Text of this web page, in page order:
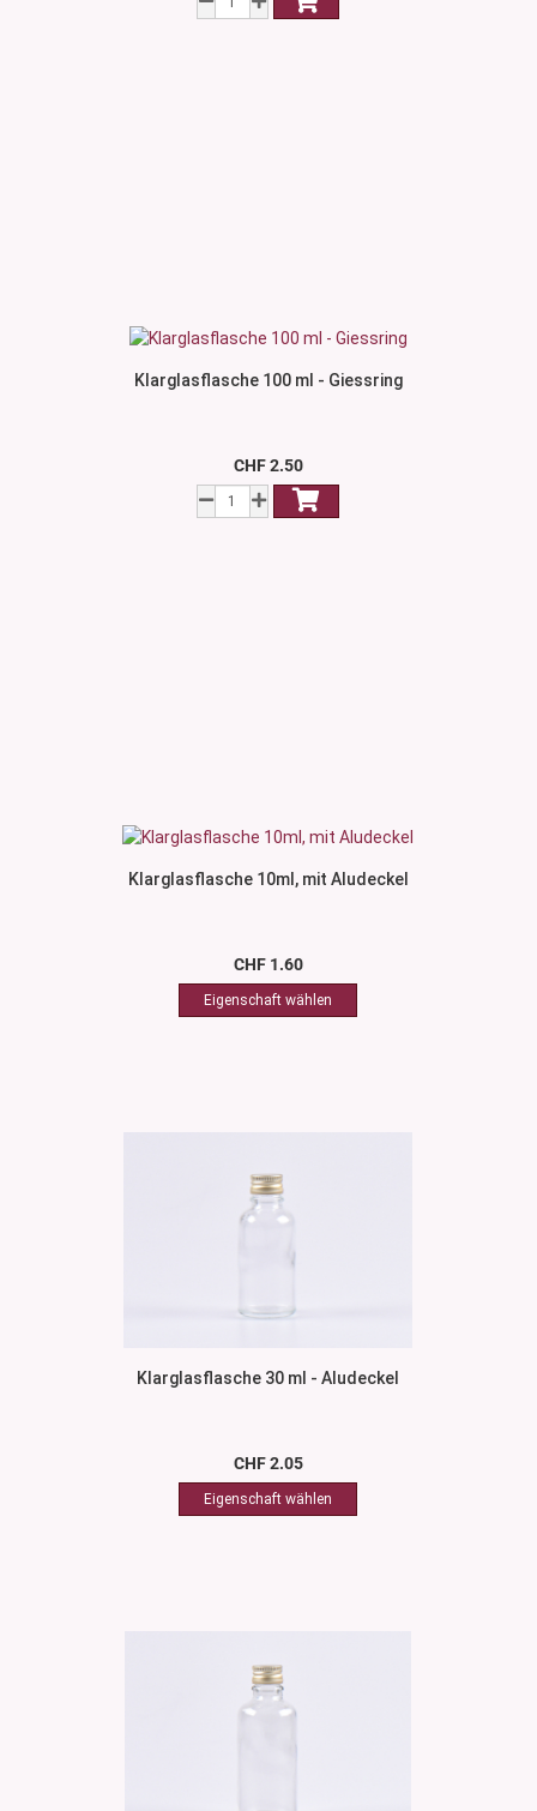
Klarglasflasche 100 ml - Giessring
CHF 2.50
Klarglasflasche 10ml, mit Aludeckel
CHF 1.60
Klarglasflasche 30 ml - Aludeckel
CHF 2.05